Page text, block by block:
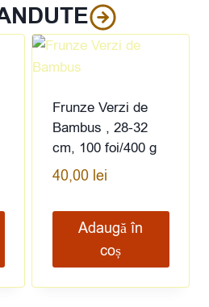
Frunze Verzi de
Bambus , 28-32
cm, 100 foi/400 g
40,00 lei
Adaugă în
coș